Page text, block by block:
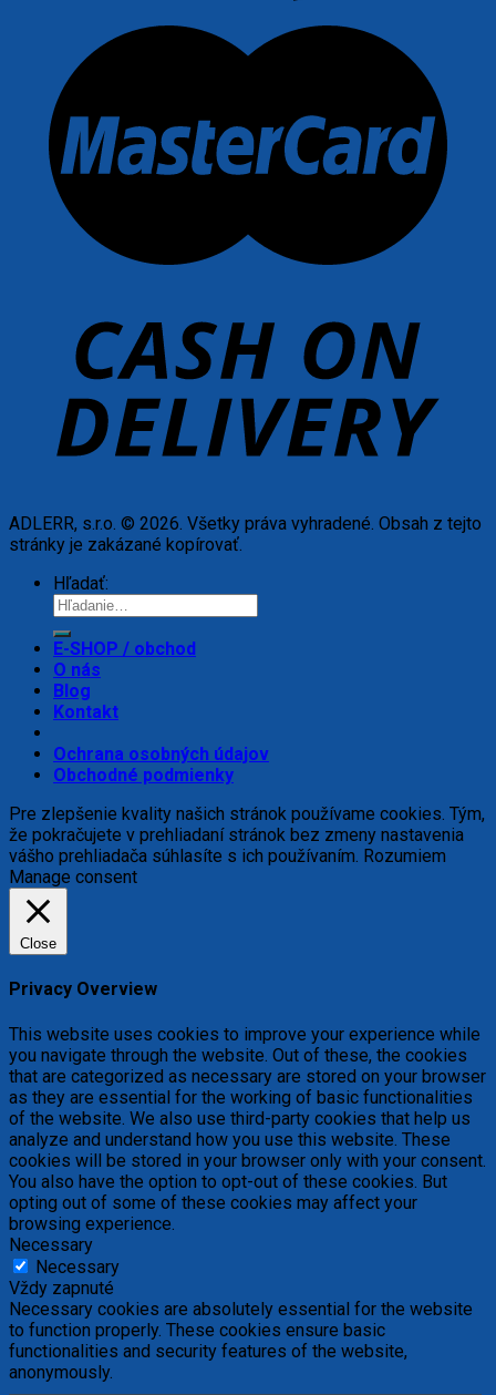
ADLERR, s.r.o. © 2026. Všetky práva vyhradené. Obsah z tejto
stránky je zakázané kopírovať.
Hľadať:
E-SHOP / obchod
O nás
Blog
Kontakt
Ochrana osobných údajov
Obchodné podmienky
Pre zlepšenie kvality našich stránok používame cookies. Tým,
že pokračujete v prehliadaní stránok bez zmeny nastavenia
vášho prehliadača súhlasíte s ich používaním. Rozumiem
Manage consent
Close
Privacy Overview
This website uses cookies to improve your experience while
you navigate through the website. Out of these, the cookies
that are categorized as necessary are stored on your browser
as they are essential for the working of basic functionalities
of the website. We also use third-party cookies that help us
analyze and understand how you use this website. These
cookies will be stored in your browser only with your consent.
You also have the option to opt-out of these cookies. But
opting out of some of these cookies may affect your
browsing experience.
Necessary
Necessary
Vždy zapnuté
Necessary cookies are absolutely essential for the website
to function properly. These cookies ensure basic
functionalities and security features of the website,
anonymously.